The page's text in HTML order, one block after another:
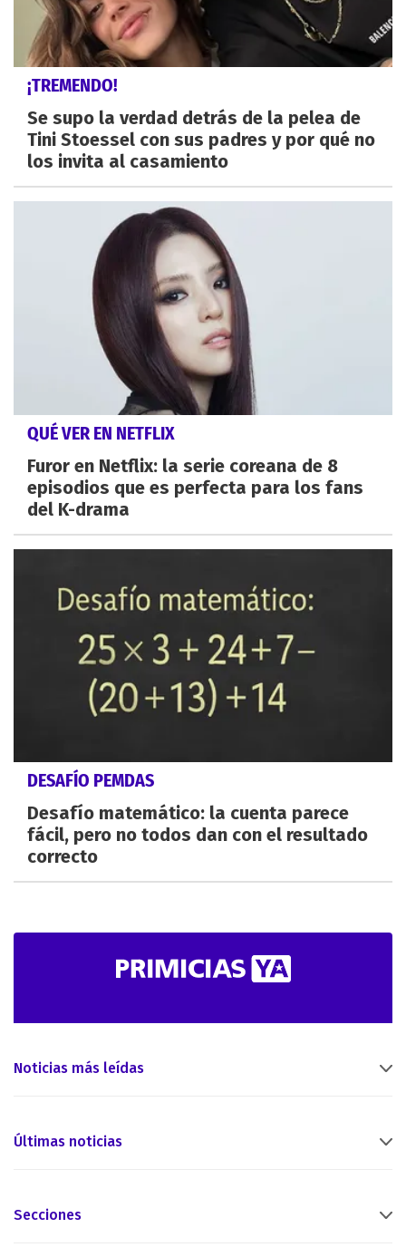
¡TREMENDO!
Se supo la verdad detrás de la pelea de
Tini Stoessel con sus padres y por qué no
los invita al casamiento
QUÉ VER EN NETFLIX
Furor en Netflix: la serie coreana de 8
episodios que es perfecta para los fans
del K-drama
DESAFÍO PEMDAS
Desafío matemático: la cuenta parece
fácil, pero no todos dan con el resultado
correcto
Noticias más leídas
Últimas noticias
Secciones